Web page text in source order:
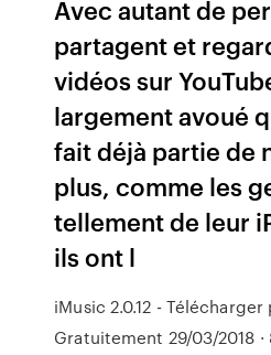
Avec autant de
partagent et
vidéos sur
largement avoué
fait déjà partie de
plus, comme les
tellement de leur
ils ont l
iMusic 2.0.12 - Télécharger
Gratuitement 29/03/2018 ·